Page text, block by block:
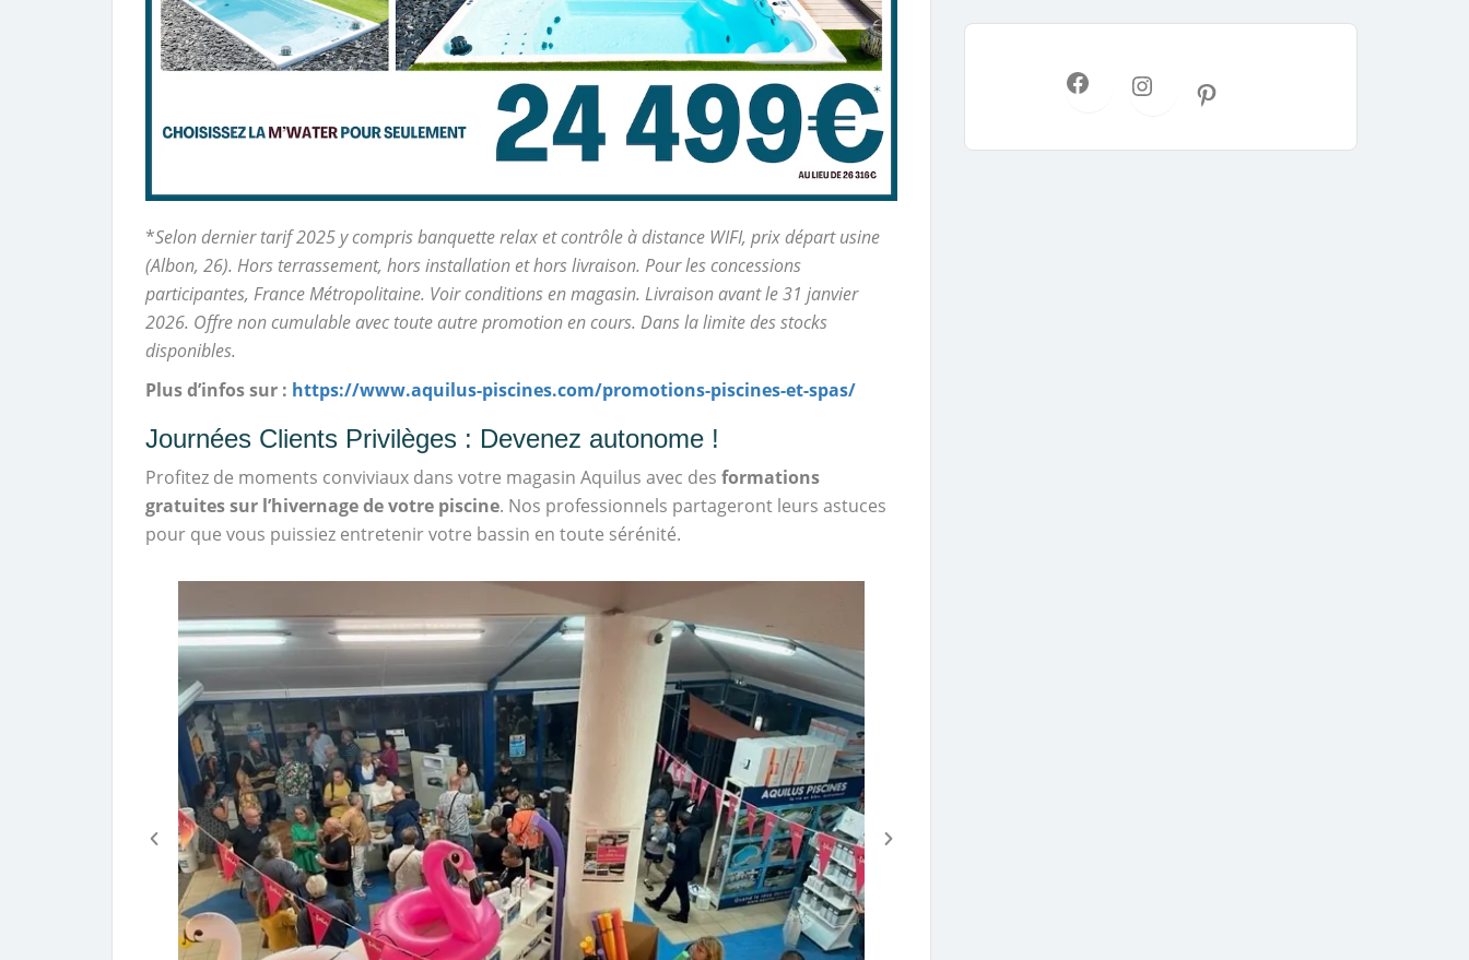
*Selon dernier tarif 2025 y compris banquette relax et contrôle à distance WIFI, prix départ usine
(Albon, 26). Hors terrassement, hors installation et hors livraison. Pour les concessions
participantes, France Métropolitaine. Voir conditions en magasin. Livraison avant le 31 janvier
2026. Offre non cumulable avec toute autre promotion en cours. Dans la limite des stocks
disponibles.
Plus d’infos sur : https://www.aquilus-piscines.com/promotions-piscines-et-spas/
Journées Clients Privilèges : Devenez autonome !
Profitez de moments conviviaux dans votre magasin Aquilus avec des formations
gratuites sur l’hivernage de votre piscine. Nos professionnels partageront leurs astuces
pour que vous puissiez entretenir votre bassin en toute sérénité.